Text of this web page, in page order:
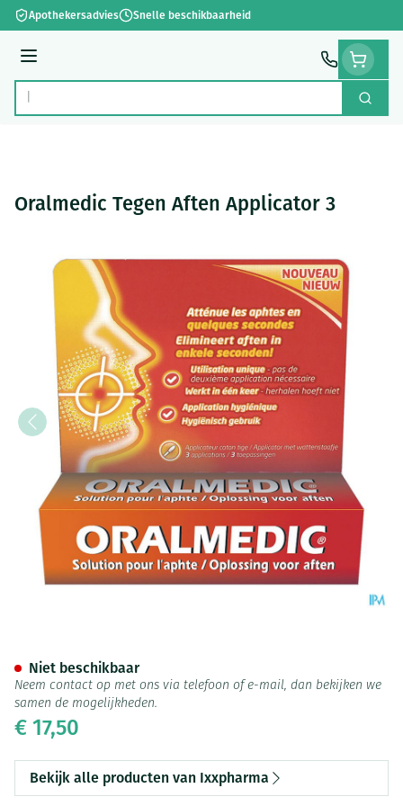
Ga naar de inhoud
Apothekersadvies Snelle beschikbaarheid
Menu
Product, merk, categorie... Zoek
Oralmedic Tegen Aften Applicator 3
€ 17,50
Niet beschikbaar
Neem contact op met ons via telefoon of e-mail, dan bekijken we
samen de mogelijkheden.
Bekijk alle producten van Ixxpharma